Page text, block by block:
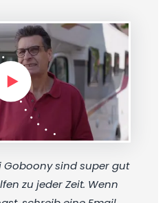
Goboony sind super gut
zu jeder Zeit. Wenn